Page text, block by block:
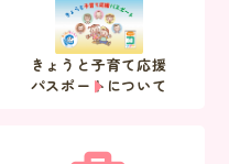
きょうと子育て応援
パスポートについて